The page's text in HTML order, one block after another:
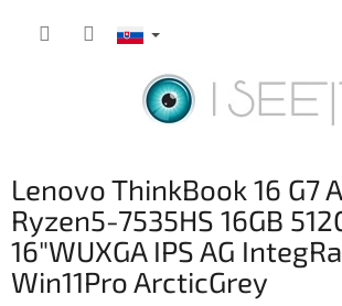
Lenovo ThinkBook 16 G7
Ryzen5-7535HS 16GB
16"WUXGA IPS AG
Win11Pro ArcticGrey